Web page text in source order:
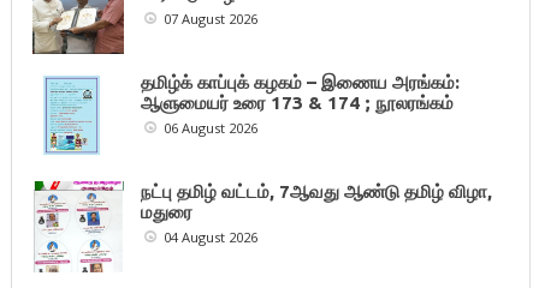
07 August 2026
தமிழ்க் காப்புக் கழகம் – இணைய அரங்கம்:
ஆளுமையர் உரை 173 & 174 ; நூலரங்கம்
06 August 2026
நட்பு தமிழ் வட்டம், 7ஆவது ஆண்டு தமிழ் விழா,
மதுரை
04 August 2026